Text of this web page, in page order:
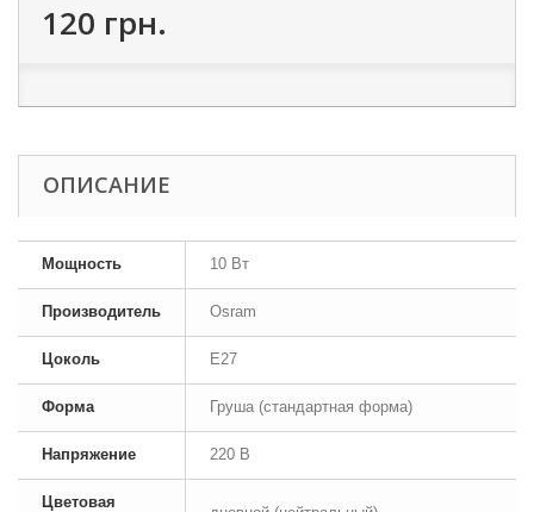
120 грн.
ОПИСАНИЕ
Мощность 10 Вт
Производитель Osram
Цоколь E27
Форма Груша (стандартная форма)
Напряжение 220 В
Цветовая